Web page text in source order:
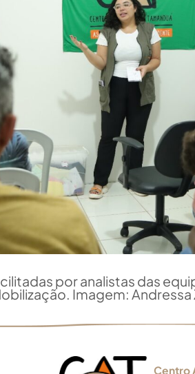
por analistas das
Imagem: Andressa
Centro